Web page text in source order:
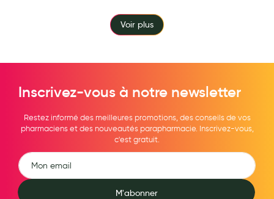
Voir plus
Inscrivez-vous à notre newsletter
Restez informé des meilleures promotions, des conseils de vos
pharmaciens et des nouveautés parapharmacie. Inscrivez-vous,
c'est gratuit.
M'abonner